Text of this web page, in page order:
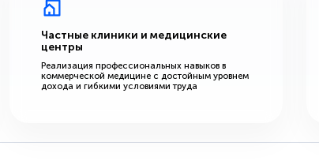
Частные клиники и медицинские
центры
Реализация профессиональных навыков в
коммерческой медицине с достойным уровнем
дохода и гибкими условиями труда